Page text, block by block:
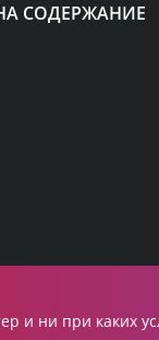
СОДЕРЖАНИЕ
и ни при каких